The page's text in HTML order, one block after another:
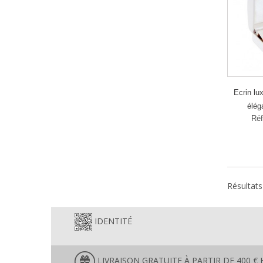
Ecrin
IDENTITÉ
LIVRAISON GRATUITE À PARTIR DE 400 €